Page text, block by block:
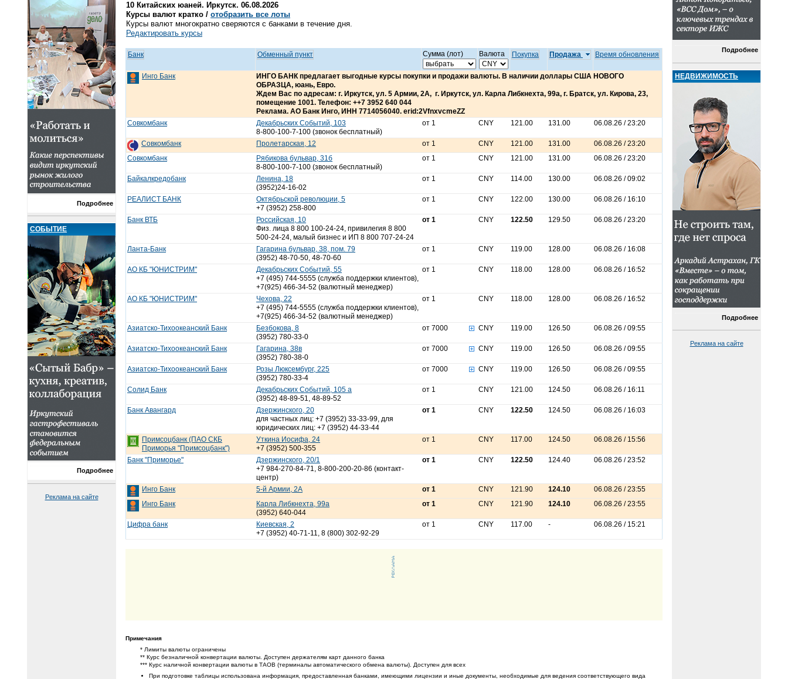
Подробнее
СОБЫТИЕ
Подробнее
Реклама на сайте
10 Китайских юаней. Иркутск. 06.08.2026
Курсы валют кратко / отобразить все лоты
Курсы валют многократно сверяются с банками в течение дня.
Редактировать курсы
Банк Обменный пункт Сумма (лот) Валюта Покупка Продажа Время обновления
Инго Банк
ИНГО БАНК предлагает выгодные курсы покупки и продажи валюты. В наличии доллары США НОВОГО
ОБРАЗЦА, юань, Евро.
Ждем Вас по адресам: г. Иркутск, ул. 5 Армии, 2А, г. Иркутск, ул. Карла Либкнехта, 99а, г. Братск, ул. Кирова, 23,
помещение 1001. Телефон: ++7 3952 640 044
Реклама. АО Банк Инго, ИНН 7714056040. erid:2VfnxvcmeZZ
Совкомбанк
Декабрьских Событий, 103
8-800-100-7-100 (звонок бесплатный)
от 1 CNY 121.00 131.00 06.08.26 / 23:20
Совкомбанк Пролетарская, 12 от 1 CNY 121.00 131.00
06.08.26 / 23:20
Совкомбанк
Рябикова бульвар, 31б
8-800-100-7-100 (звонок бесплатный)
от 1 CNY 121.00 131.00 06.08.26 / 23:20
Байкалкредобанк
Ленина, 18
(3952)24-16-02
от 1 CNY 114.00 130.00 06.08.26 / 09:02
РЕАЛИСТ БАНК
Октябрьской революции, 5
+7 (3952) 258-800
от 1 CNY 122.00 130.00 06.08.26 / 16:10
Банк ВТБ
Российская, 10
Физ. лица 8 800 100-24-24, привилегия 8 800
500-24-24, малый бизнес и ИП 8 800 707-24-24
от 1 CNY 122.50 129.50 06.08.26 / 23:20
Ланта-Банк
Гагарина бульвар, 38, пом. 79
(3952) 48-70-50, 48-70-60
от 1 CNY 119.00 128.00 06.08.26 / 16:08
АО КБ "ЮНИСТРИМ"
Декабрьских Событий, 55
+7 (495) 744-5555 (служба поддержки клиентов),
+7(925) 466-34-52 (валютный менеджер)
от 1 CNY 118.00 128.00 06.08.26 / 16:52
АО КБ "ЮНИСТРИМ"
Чехова, 22
+7 (495) 744-5555 (служба поддержки клиентов),
+7(925) 466-34-52 (валютный менеджер)
от 1 CNY 118.00 128.00 06.08.26 / 16:52
Азиатско-Тихоокеанский Банк
Безбокова, 8
(3952) 780-33-0
от 7000 CNY 119.00 126.50 06.08.26 / 09:55
Азиатско-Тихоокеанский Банк
Гагарина, 38в
(3952) 780-38-0
от 7000 CNY 119.00 126.50 06.08.26 / 09:55
Азиатско-Тихоокеанский Банк
Розы Люксембург, 225
(3952) 780-33-4
от 7000 CNY 119.00 126.50 06.08.26 / 09:55
Солид Банк
Декабрьских Событий, 105 а
(3952) 48-89-51, 48-89-52
от 1 CNY 121.00 124.50 06.08.26 / 16:11
Банк Авангард
Дзержинского, 20
для частных лиц: +7 (3952) 33-33-99, для
юридических лиц: +7 (3952) 44-33-44
от 1 CNY 122.50 124.50 06.08.26 / 16:03
Примсоцбанк (ПАО СКБ
Приморья "Примсоцбанк")
Уткина Иосифа, 24
+7 (3952) 500-355
от 1 CNY 117.00 124.50 06.08.26 / 15:56
Банк "Приморье"
Дзержинского, 20/1
+7 984-270-84-71, 8-800-200-20-86 (контакт-
центр)
от 1 CNY 122.50 124.40 06.08.26 / 23:52
Инго Банк 5-й Армии, 2А от 1 CNY 121.90 124.10
06.08.26 / 23:55
Инго Банк
Карла Либкнехта, 99а
(3952) 640-044
от 1 CNY 121.90 124.10 06.08.26 / 23:55
Цифра банк
Киевская, 2
+7 (3952) 40-71-11, 8 (800) 302-92-29
от 1 CNY 117.00 - 06.08.26 / 15:21
Примечания
* Лимиты валюты ограничены
** Курс безналичной конвертации валюты. Доступен держателям карт данного банка
*** Курс наличной конвертации валюты в ТАОВ (терминалы автоматического обмена валюты). Доступен для всех
При подготовке таблицы использована информация, предоставленная банками, имеющими лицензии и иные документы, необходимые для ведения соответствующего вида
Подробнее
НЕДВИЖИМОСТЬ
Подробнее
Реклама на сайте